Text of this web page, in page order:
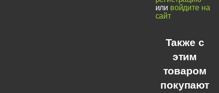
или войдите на
сайт
Также с
этим
товаром
покупают